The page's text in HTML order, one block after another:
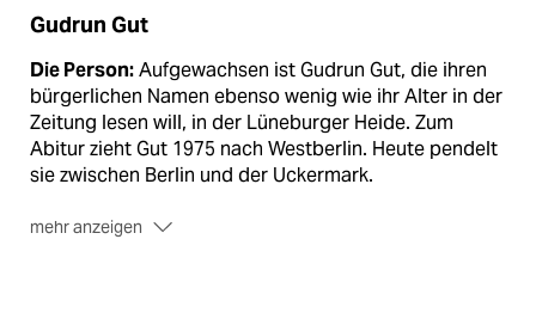
Gudrun Gut
Die Person:Aufgewachsen ist Gudrun Gut, die ihren
bürgerlichen Namen ebenso wenig wie ihr Alter in der
Zeitung lesen will, in der Lüneburger Heide. Zum
Abitur zieht Gut 1975 nach Westberlin. Heute pendelt
sie zwischen Berlin und der Uckermark.
mehr anzeigen